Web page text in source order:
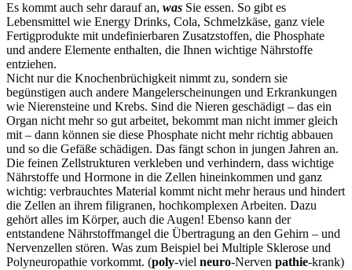
Es kommt auch sehr darauf an, was Sie essen. So gibt es
Lebensmittel wie Energy Drinks, Cola, Schmelzkäse, ganz viele
Fertigprodukte mit undefinierbaren Zusatzstoffen, die Phosphate
und andere Elemente enthalten, die Ihnen wichtige Nährstoffe
entziehen.
Nicht nur die Knochenbrüchigkeit nimmt zu, sondern sie
begünstigen auch andere Mangelerscheinungen und Erkrankungen
wie Nierensteine und Krebs. Sind die Nieren geschädigt – das ein
Organ nicht mehr so gut arbeitet, bekommt man nicht immer gleich
mit – dann können sie diese Phosphate nicht mehr richtig abbauen
und so die Gefäße schädigen. Das fängt schon in jungen Jahren an.
Die feinen Zellstrukturen verkleben und verhindern, dass wichtige
Nährstoffe und Hormone in die Zellen hineinkommen und ganz
wichtig: verbrauchtes Material kommt nicht mehr heraus und hindert
die Zellen an ihrem filigranen, hochkomplexen Arbeiten. Dazu
gehört alles im Körper, auch die Augen! Ebenso kann der
entstandene Nährstoffmangel die Übertragung an den Gehirn – und
Nervenzellen stören. Was zum Beispiel bei Multiple Sklerose und
Polyneuropathie vorkommt. (poly-viel neuro-Nerven pathie-krank)